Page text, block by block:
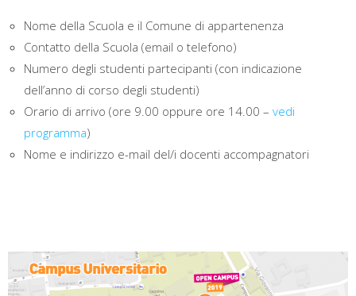
Nome della Scuola e il Comune di appartenenza
Contatto della Scuola (email o telefono)
Numero degli studenti partecipanti (con indicazione
dell’anno di corso degli studenti)
Orario di arrivo (ore 9.00 oppure ore 14.00 – vedi
programma)
Nome e indirizzo e-mail del/i docenti accompagnatori